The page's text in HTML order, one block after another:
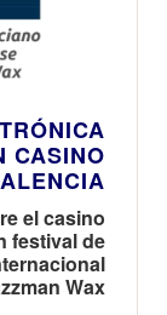
CASINO
el casino
festival de
Wax